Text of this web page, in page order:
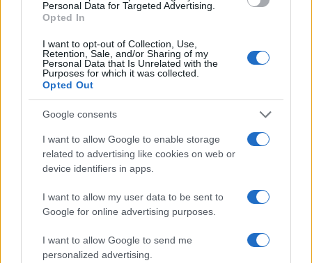
Personal Data for Targeted Advertising.
Opted In
I want to opt-out of Collection, Use,
Retention, Sale, and/or Sharing of my
Personal Data that Is Unrelated with the
Purposes for which it was collected.
Opted Out
Google consents
I want to allow Google to enable storage
related to advertising like cookies on web or
device identifiers in apps.
I want to allow my user data to be sent to
Google for online advertising purposes.
I want to allow Google to send me
personalized advertising.
Tutta la differenza tra Ceuta e
l’emigrazione italiana negli
Non si tratta di negare il diritto d’asilo a chi ne ha
titolo, ma di riconoscere che una parte di chi
entra irregolarmente porta violenza